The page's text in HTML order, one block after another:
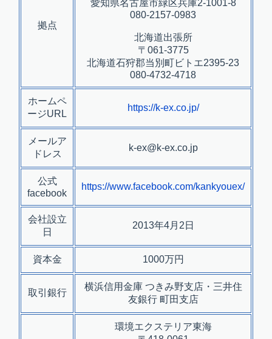
拠点
愛知県名古屋市緑区兵庫2-1001-8
080-2157-0983
北海道出張所
〒061-3775
北海道石狩郡当別町ビトエ2395-23
080-4732-4718
ホームペ
ージURL
https://k-ex.co.jp/
メールア
ドレス
k-ex@k-ex.co.jp
公式
facebook
https://www.facebook.com/kankyouex/
会社設立
日
2013年4月2日
資本金 1000万円
取引銀行
横浜信用金庫 つきみ野支店・三井住
友銀行 町田支店
環境エクステリア東海